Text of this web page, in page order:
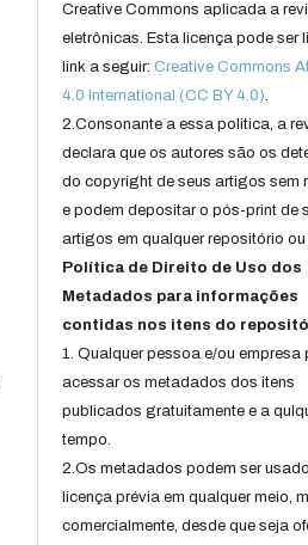
Creative Commons aplicada a
eletrônicas. Esta licença pode ser
link a seguir:Creative Commons
4.0 International (CC BY 4.0).
2.Consonante a essa politica, a
declara que os autores são os
do copyright de seus artigos sem
e podem depositar o pós-print de
artigos em qualquer repositório ou
Política de Direito de Uso dos
Metadados para informações
contidas nos itens do
1. Qualquer pessoa e/ou empresa
acessar os metadados dos itens
publicados gratuitamente e a
tempo.
2.Os metadados podem ser
licença prévia em qualquer meio,
comercialmente, desde que seja